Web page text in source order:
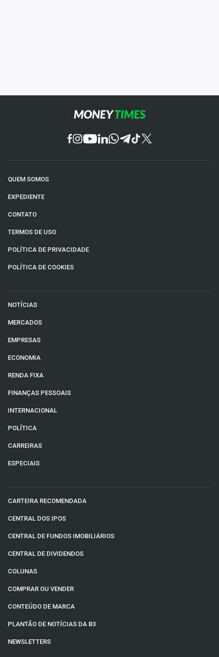
QUEM SOMOS
EXPEDIENTE
CONTATO
TERMOS DE USO
POLÍTICA DE PRIVACIDADE
POLÍTICA DE COOKIES
NOTÍCIAS
MERCADOS
EMPRESAS
ECONOMIA
RENDA FIXA
FINANÇAS PESSOAIS
INTERNACIONAL
POLÍTICA
CARREIRAS
ESPECIAIS
CARTEIRA RECOMENDADA
CENTRAL DOS IPOS
CENTRAL DE FUNDOS IMOBILIÁRIOS
CENTRAL DE DIVIDENDOS
COLUNAS
COMPRAR OU VENDER
CONTEÚDO DE MARCA
PLANTÃO DE NOTÍCIAS DA B3
NEWSLETTERS